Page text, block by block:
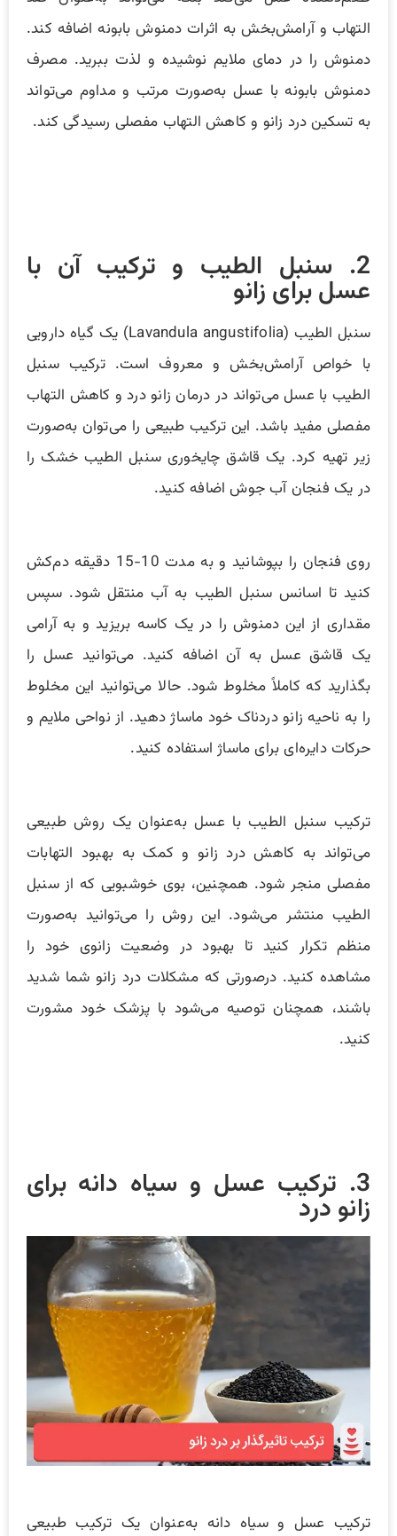
التهاب و آرامش‌بخش به اثرات دمنوش بابونه اضافه کند.
دمنوش را در دمای ملایم نوشیده و لذت ببرید. مصرف
دمنوش بابونه با عسل به‌صورت مرتب و مداوم می‌تواند
به تسکین درد زانو و کاهش التهاب مفصلی رسیدگی کند.
2. سنبل الطیب و ترکیب آن با
عسل برای زانو
سنبل الطیب (Lavandula angustifolia) یک گیاه دارویی
با خواص آرامش‌بخش و معروف است. ترکیب سنبل
الطیب با عسل می‌تواند در درمان زانو درد و کاهش التهاب
مفصلی مفید باشد. این ترکیب طبیعی را می‌توان به‌صورت
زیر تهیه کرد. یک قاشق چایخوری سنبل الطیب خشک را
در یک فنجان آب جوش اضافه کنید.
روی فنجان را بپوشانید و به مدت 10-15 دقیقه دم‌کش
کنید تا اسانس سنبل الطیب به آب منتقل شود. سپس
مقداری از این دمنوش را در یک کاسه بریزید و به آرامی
یک قاشق عسل به آن اضافه کنید. می‌توانید عسل را
بگذارید که کاملاً مخلوط شود. حالا می‌توانید این مخلوط
را به ناحیه زانو دردناک خود ماساژ دهید. از نواحی ملایم و
حرکات دایره‌ای برای ماساژ استفاده کنید.
ترکیب سنبل الطیب با عسل به‌عنوان یک روش طبیعی
می‌تواند به کاهش درد زانو و کمک به بهبود التهابات
مفصلی منجر شود. همچنین، بوی خوشبویی که از سنبل
الطیب منتشر می‌شود. این روش را می‌توانید به‌صورت
منظم تکرار کنید تا بهبود در وضعیت زانوی خود را
مشاهده کنید. درصورتی که مشکلات درد زانو شما شدید
باشند، همچنان توصیه می‌شود با پزشک خود مشورت
کنید.
3. ترکیب عسل و سیاه دانه برای
زانو درد
ترکیب عسل و سیاه دانه به‌عنوان یک ترکیب طبیعی